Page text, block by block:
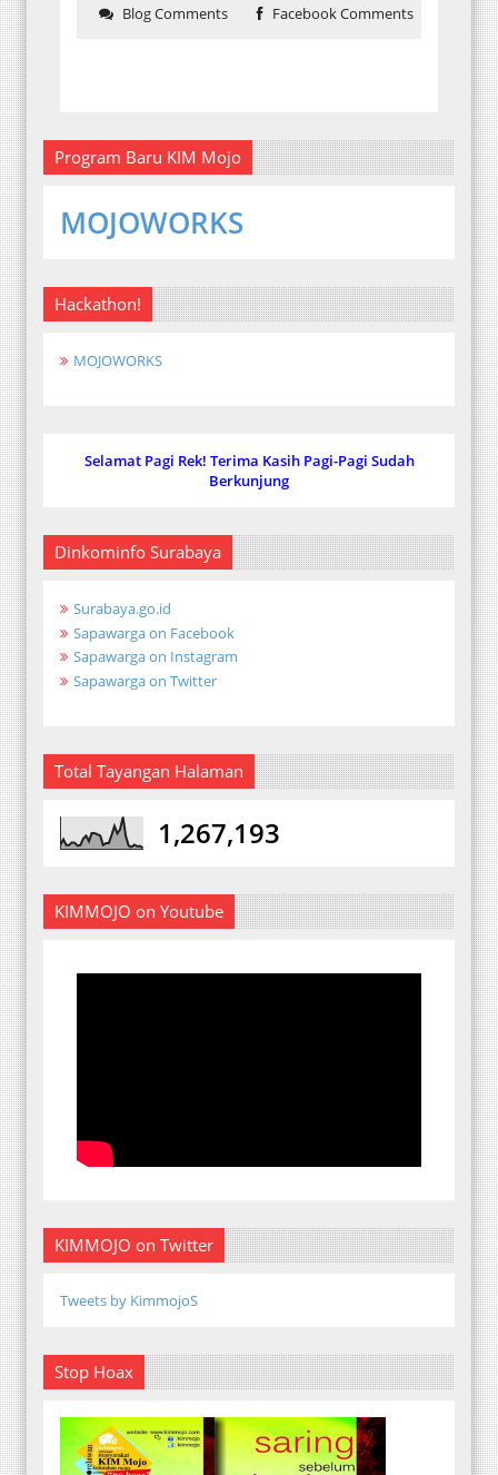
Blog Comments Facebook Comments
Program Baru KIM Mojo
MOJOWORKS
Hackathon!
MOJOWORKS
Selamat Pagi Rek! Terima Kasih Pagi-Pagi Sudah
Berkunjung
Dinkominfo Surabaya
Surabaya.go.id
Sapawarga on Facebook
Sapawarga on Instagram
Sapawarga on Twitter
Total Tayangan Halaman
1,267,193
KIMMOJO on Youtube
KIMMOJO on Twitter
Tweets by KimmojoS
Stop Hoax